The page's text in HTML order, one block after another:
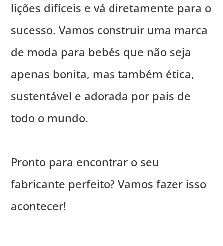
lições difíceis e vá diretamente para o
sucesso. Vamos construir uma marca
de moda para bebés que não seja
apenas bonita, mas também ética,
sustentável e adorada por pais de
todo o mundo.
Pronto para encontrar o seu
fabricante perfeito? Vamos fazer isso
acontecer!